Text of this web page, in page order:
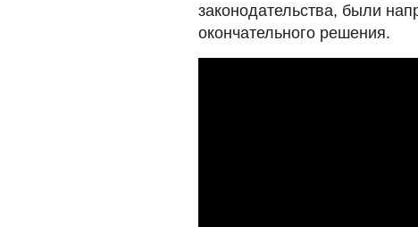
законодательства, были
окончательного решения.